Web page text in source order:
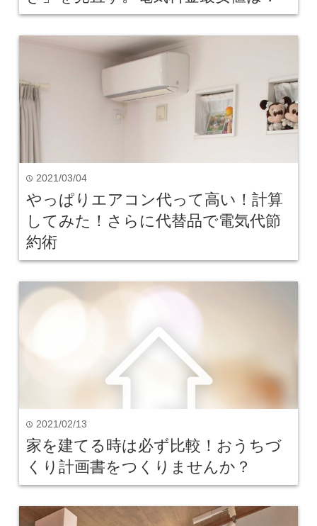
time 2021/03/04
やっぱりエアコン代って高い！計算
してみた！さらに代替品で電気代節
約術
time 2021/02/13
家を建てる時は必ず比較！おうちづ
くり計画書をつくりませんか？